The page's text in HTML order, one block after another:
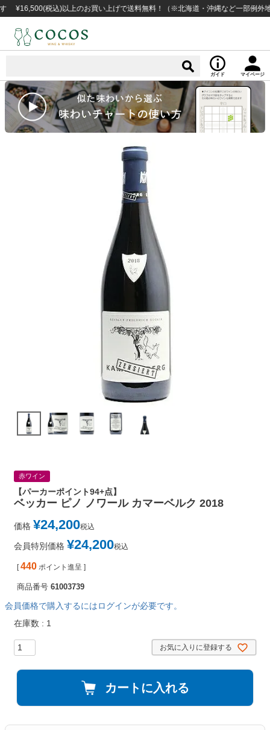
税込)以上のお買い上げで送料無料！（※北海道・沖縄など一部例外地域あ
ガイド マイページ
赤ワイン
【パーカーポイント94+点】
ベッカー ピノ ノワール カマーベルク 2018
価格 ¥24,200税込
会員特別価格 ¥24,200税込
[ 440 ポイント進呈 ]
商品番号 61003739
会員価格で購入するにはログインが必要です。
在庫数
1
お気に入りに登録する
カートに入れる